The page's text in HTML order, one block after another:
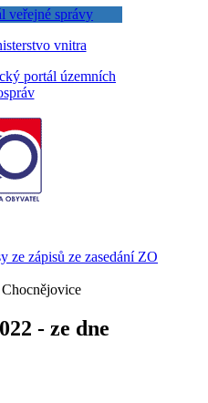
ze zápisů ze zasedání ZO
- ze dne